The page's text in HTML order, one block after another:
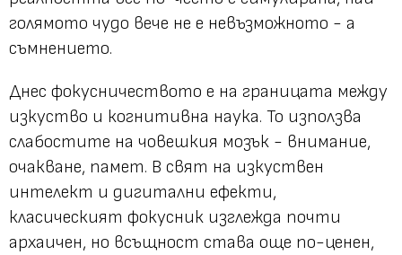
голямото чудо вече не е невъзможното - а
съмнението.
Днес фокусничеството е на границата между
изкуство и когнитивна наука. То използва
слабостите на човешкия мозък - внимание,
очакване, памет. В свят на изкуствен
интелект и дигитални ефекти,
класическият фокусник изглежда почти
архаичен, но всъщност става още по-ценен,